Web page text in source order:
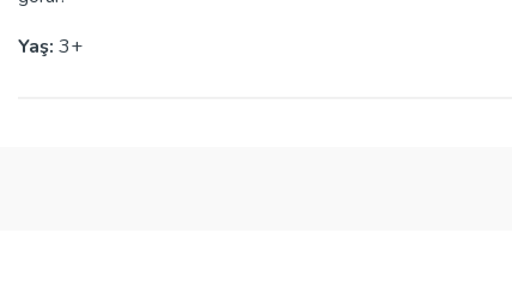
Yaş: 3+